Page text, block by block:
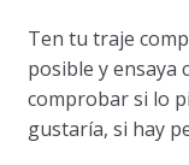
Ten tu traje
posible y ensaya
comprobar si lo
gustaría, si hay